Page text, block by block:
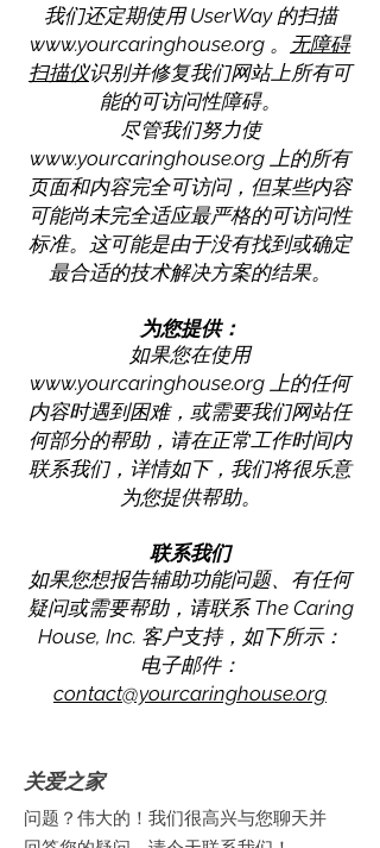
我们还定期使用 UserWay 的扫描
www.yourcaringhouse.org 。 无障碍
扫描仪识别并修复我们网站上所有可
能的可访问性障碍。
尽管我们努力使
www.yourcaringhouse.org 上的所有
页面和内容完全可访问，但某些内容
可能尚未完全适应最严格的可访问性
标准。这可能是由于没有找到或确定
最合适的技术解决方案的结果。
为您提供：
如果您在使用
www.yourcaringhouse.org 上的任何
内容时遇到困难，或需要我们网站任
何部分的帮助，请在正常工作时间内
联系我们，详情如下，我们将很乐意
为您提供帮助。
联系我们
如果您想报告辅助功能问题、有任何
疑问或需要帮助，请联系 The Caring
House, Inc. 客户支持，如下所示：
电子邮件：
contact@yourcaringhouse.org
关爱之家
问题？伟大的！我们很高兴与您聊天并